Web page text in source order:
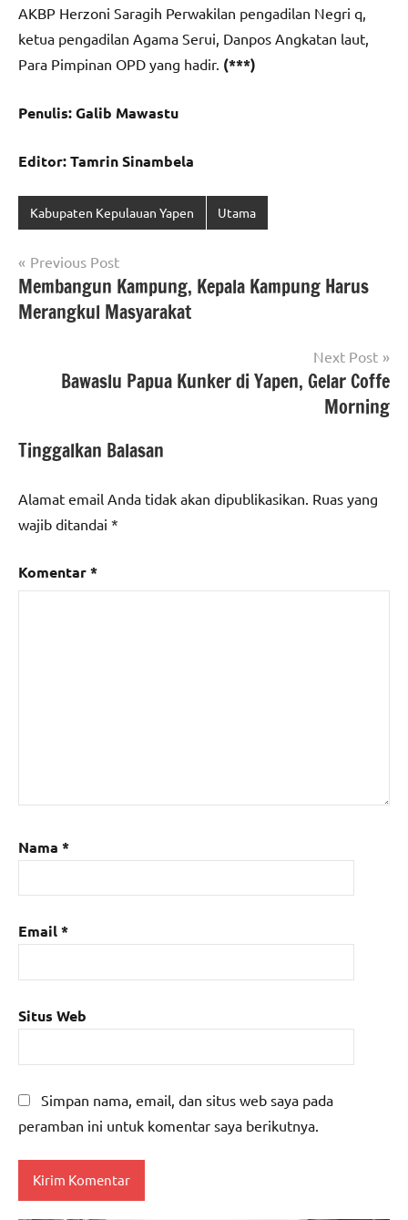
AKBP Herzoni Saragih Perwakilan pengadilan Negri q,
ketua pengadilan Agama Serui, Danpos Angkatan laut,
Para Pimpinan OPD yang hadir. (***)
Penulis: Galib Mawastu
Editor: Tamrin Sinambela
Kabupaten Kepulauan Yapen Utama
Navigasi
pos
Previous Post
Membangun Kampung, Kepala Kampung Harus
Merangkul Masyarakat
Next Post
Bawaslu Papua Kunker di Yapen, Gelar Coffe
Morning
Tinggalkan Balasan
Alamat email Anda tidak akan dipublikasikan. Ruas yang
wajib ditandai *
Komentar*
Nama *
Email*
Situs Web
Simpan nama, email, dan situs web saya pada
peramban ini untuk komentar saya berikutnya.